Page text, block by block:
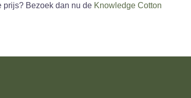
prijs? Bezoek dan nu de Knowledge Cotton